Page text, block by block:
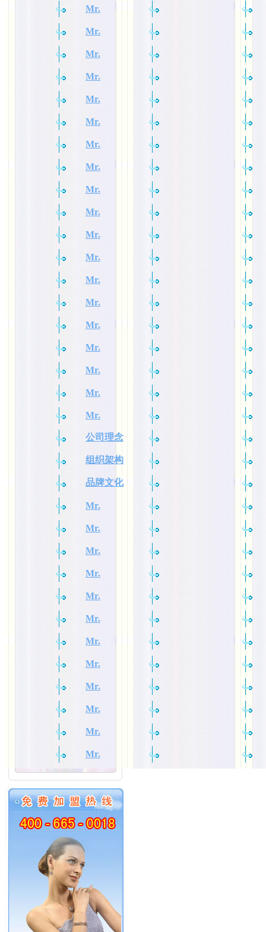
Mr.
Mr.
Mr.
Mr.
Mr.
Mr.
Mr.
Mr.
Mr.
Mr.
Mr.
Mr.
Mr.
Mr.
Mr.
Mr.
Mr.
Mr.
Mr.
公司理念
组织架构
品牌文化
Mr.
Mr.
Mr.
Mr.
Mr.
Mr.
Mr.
Mr.
Mr.
Mr.
Mr.
Mr.